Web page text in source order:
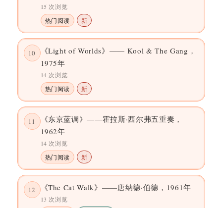
15 次浏览
热门阅读
新
10
《Light of Worlds》—— Kool & The Gang，
1975年
14 次浏览
热门阅读
新
11
《东京蓝调》——霍拉斯·西尔弗五重奏，
1962年
14 次浏览
热门阅读
新
12 《The Cat Walk》——唐纳德·伯德，1961年
13 次浏览